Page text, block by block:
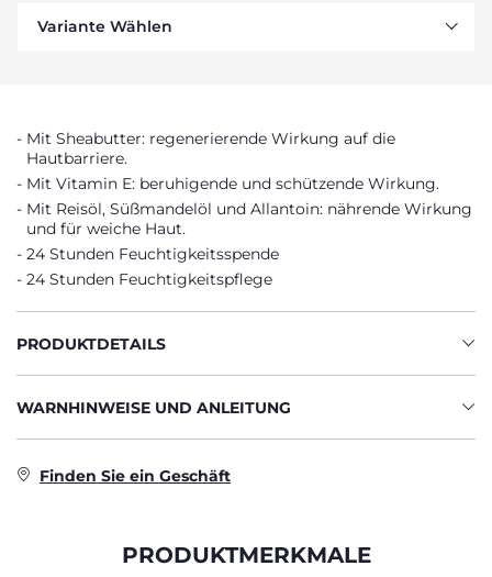
Variante Wählen
Mit Sheabutter: regenerierende Wirkung auf die
Hautbarriere.
Mit Vitamin E: beruhigende und schützende Wirkung.
Mit Reisöl, Süßmandelöl und Allantoin: nährende Wirkung
und für weiche Haut.
24 Stunden Feuchtigkeitsspende
24 Stunden Feuchtigkeitspflege
PRODUKTDETAILS
WARNHINWEISE UND ANLEITUNG
Finden Sie ein Geschäft
PRODUKTMERKMALE